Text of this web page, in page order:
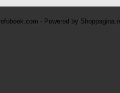
- Powered by Shoppagina.nl